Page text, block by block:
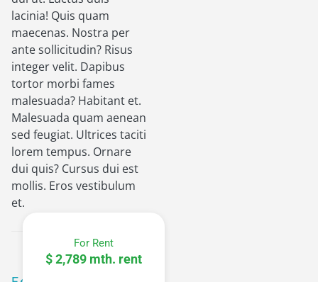
lacinia! Quis quam
maecenas. Nostra per
ante sollicitudin? Risus
integer velit. Dapibus
tortor morbi fames
malesuada? Habitant et.
Malesuada quam aenean
sed feugiat. Ultrices taciti
lorem tempus. Ornare
dui quis? Cursus dui est
mollis. Eros vestibulum
et.
For Rent
$ 2,789 mth. rent